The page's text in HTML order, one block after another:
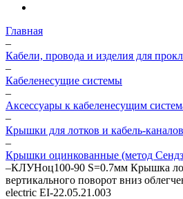
Главная
–
Кабели, провода и изделия для
–
Кабеленесущие системы
–
Аксессуары к кабеленесущим
–
Крышки для лотков и кабель-каналов
–
Крышки оцинкованные (метод
–КЛУНоц100-90 S=0.7мм Крышка
вертикального поворот вниз
electric EI-22.05.21.003